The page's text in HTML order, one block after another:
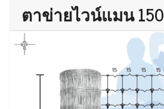
ตาข่ายไวน์แมน 150